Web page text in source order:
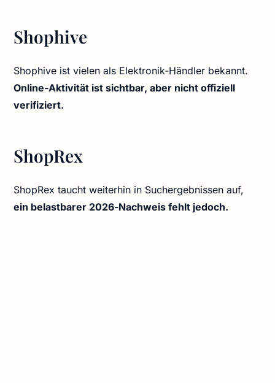
Shophive
Shophive ist vielen als Elektronik‑Händler bekannt.
Online‑Aktivität ist sichtbar, aber nicht offiziell
verifiziert.
ShopRex
ShopRex taucht weiterhin in Suchergebnissen auf,
ein belastbarer 2026‑Nachweis fehlt jedoch.